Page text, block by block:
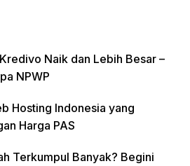
Naik dan Lebih Besar –
NPWP
Hosting Indonesia yang
Harga PAS
Terkumpul Banyak? Begini